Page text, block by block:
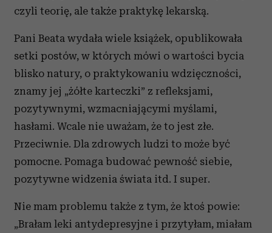
czyli teorię, ale także praktykę lekarską.
Pani Beata wydała wiele książek, opublikowała
setki postów, w których mówi o wartości bycia
blisko natury, o praktykowaniu wdzięczności,
znamy jej „żółte karteczki” z refleksjami,
pozytywnymi, wzmacniającymi myślami,
hasłami. Wcale nie uważam, że to jest złe.
Przeciwnie. Dla zdrowych ludzi to może być
pomocne. Pomaga budować pewność siebie,
pozytywne widzenia świata itd. I super.
Nie mam problemu także z tym, że ktoś powie:
„Brałam leki antydepresyjne i przytyłam, miałam